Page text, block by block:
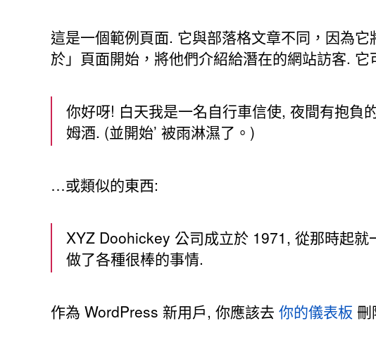
這是一個範例頁面. 它與部落格文章不同，因為
於」頁面開始，將他們介紹給潛在的網站訪客. 它
你好呀! 白天我是一名自行車信使, 夜間有抱負
姆酒. (並開始’ 被雨淋濕了。)
…或類似的東西:
XYZ Doohickey 公司成立於 1971, 從那時起
做了各種很棒的事情.
作為 WordPress 新用戶, 你應該去 你的儀表板 刪